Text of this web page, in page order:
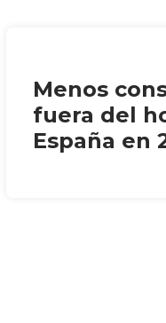
Menos
fuera del
España en